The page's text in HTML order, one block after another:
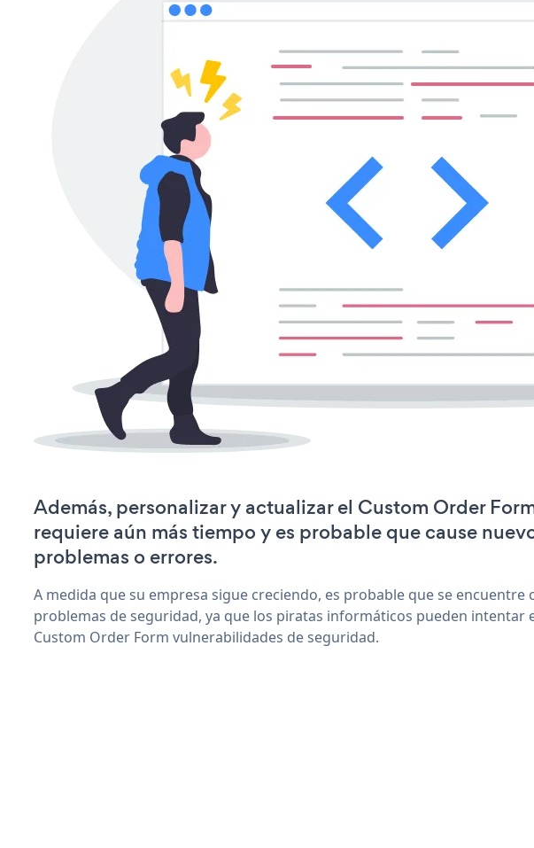
Además, personalizar y actualizar el Custom Order
requiere aún más tiempo y es probable que cause
problemas o errores.
A medida que su empresa sigue creciendo, es probable que se encuentre
problemas de seguridad, ya que los piratas informáticos pueden intentar
Custom Order Form vulnerabilidades de seguridad.